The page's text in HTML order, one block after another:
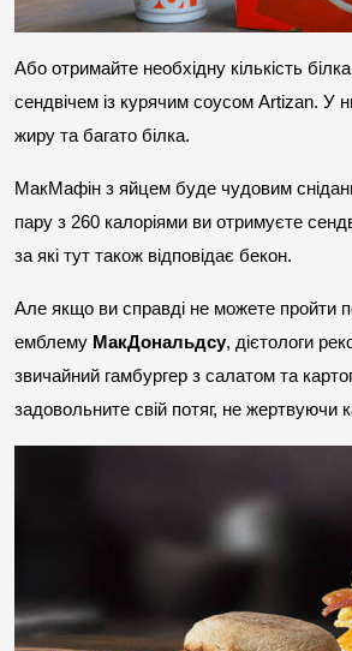
Або отримайте необхідну кількість
сендвічем із курячим соусом Artizan. У
жиру та багато білка.
МакМафін з яйцем буде чудовим
пару з 260 калоріями ви отримуєте
за які тут також відповідає бекон.
Але якщо ви справді не можете пройти
емблему МакДональдсу, дієтологи
звичайний гамбургер з салатом та
задовольните свій потяг, не жертвуючи